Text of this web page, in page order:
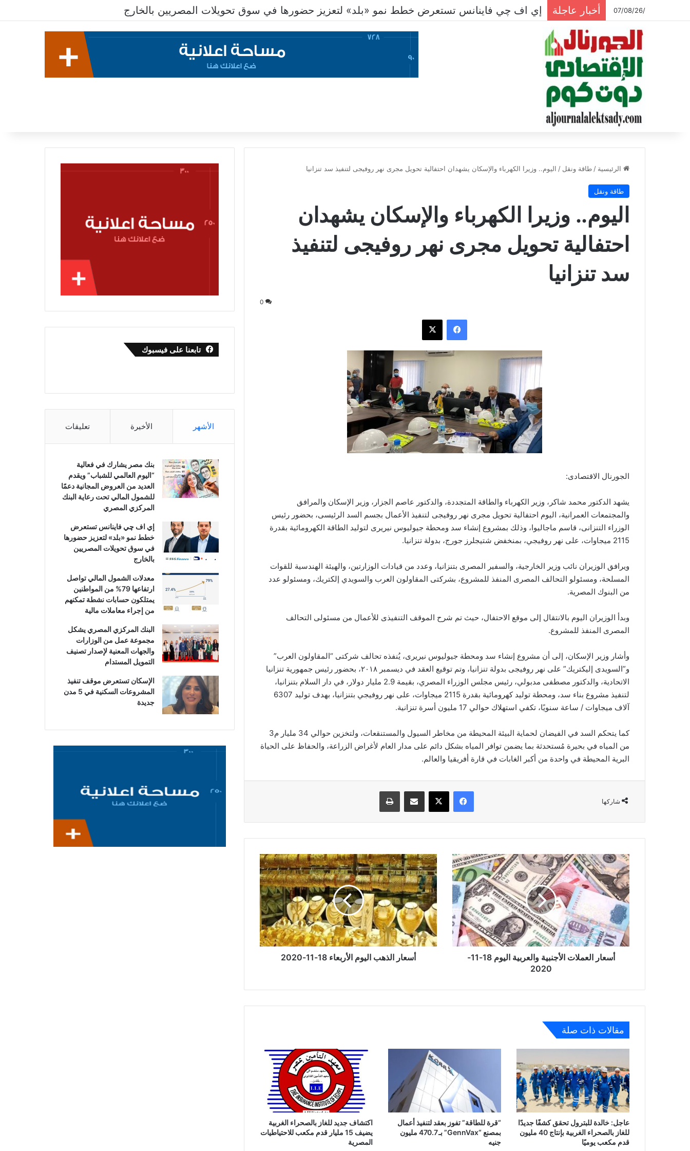
/07/08/26 أخبار عاجلة
الرئيسية / طاقة ونقل / اليوم.. وزيرا الكهرباء والإسكان يشهدان احتفالية تحويل مجرى نهر روفيجى لتنفيذ سد تنزانيا
طاقة ونقل
اليوم.. وزيرا الكهرباء والإسكان يشهدان
احتفالية تحويل مجرى نهر روفيجى لتنفيذ
سد تنزانيا
0
فيسبوك ‫X
الجورنال الاقتصادى:
يشهد الدكتور محمد شاكر، وزير الكهرباء والطاقة المتجددة، والدكتور عاصم الجزار، وزير الإسكان والمرافق
والمجتمعات العمرانية، اليوم احتفالية تحويل مجرى نهر روفيجى لتنفيذ الأعمال بجسم السد الرئيسى، بحضور رئيس
الوزراء التنزانى، قاسم ماجاليوا، وذلك بمشروع إنشاء سد ومحطة جيوليوس نيريرى لتوليد الطاقة الكهرومائية بقدرة
2115 ميجاوات، على نهر روفيجي، بمنخفض شتيجلرز جورج، بدولة تنزانيا.
ويرافق الوزيران نائب وزير الخارجية، والسفير المصرى بتنزانيا، وعدد من قيادات الوزارتين، والهيئة الهندسية للقوات
المسلحة، ومسئولو التحالف المصرى المنفذ للمشروع، بشركتى المقاولون العرب والسويدي إلكتريك، ومسئولو عدد
من البنوك المصرية.
وبدأ الوزيران اليوم بالانتقال إلى موقع الاحتفال، حيث تم شرح الموقف التنفيذى للأعمال من مسئولى التحالف
المصرى المنفذ للمشروع.
وأشار وزير الإسكان، إلى أن مشروع إنشاء سد ومحطة جيوليوس نيريرى، يُنفذه تحالف شركتى “المقاولون العرب”
و”السويدى إليكتريك” على نهر روفيجى بدولة تنزانيا، وتم توقيع العقد في ديسمبر ٢٠١٨، بحضور رئيس جمهورية تنزانيا
الاتحادية، والدكتور مصطفى مدبولي، رئيس مجلس الوزراء المصري، بقيمة 2.9 مليار دولار، في دار السلام بتنزانيا،
لتنفيذ مشروع بناء سد، ومحطة توليد كهرومائية بقدرة 2115 ميجاوات، على نهر روفيجي بتنزانيا، بهدف توليد 6307
آلاف ميجاوات / ساعة سنويًا، تكفي استهلاك حوالي 17 مليون أسرة تنزانية.
كما يتحكم السد في الفيضان لحماية البيئة المحيطة من مخاطر السيول والمستنقعات، ولتخزين حوالي 34 مليار م3
من المياه في بحيرة مُستحدثة بما يضمن توافر المياه بشكل دائم على مدار العام لأغراض الزراعة، والحفاظ على الحياة
البرية المحيطة في واحدة من أكبر الغابات في قارة أفريقيا والعالم.
شاركها
فيسبوك ‫X مشاركة عبر البريد طباعة
أسعار
العملات
الأجنبية
والعربية
اليوم
11-
2020
أسعار العملات الأجنبية والعربية اليوم 18-11-
2020
أسعار
الذهب
اليوم
الأربعاء
18-
11-
2020
أسعار الذهب اليوم الأربعاء 18-11-2020
مقالات ذات صلة
عاجل: خالدة للبترول تحقق كشفًا جديدًا
للغاز بالصحراء الغربية بإنتاج 40 مليون
قدم مكعب يوميًا
“قرة للطاقة” تفوز بعقد لتنفيذ أعمال
بمصنع “GennVax” بـ 470.7 مليون
جنيه
اكتشاف جديد للغاز بالصحراء الغربية
يضيف 15 مليار قدم مكعب للاحتياطيات
المصرية
تابعنا على فيسبوك
الأشهر الأخيرة تعليقات
بنك مصر يشارك في فعالية
“اليوم العالمي للشباب” ويقدم
العديد من العروض المجانية دعمًا
للشمول المالي تحت رعاية البنك
المركزي المصري
إي اف چي فاينانس تستعرض
خطط نمو «بلد» لتعزيز حضورها
في سوق تحويلات المصريين
بالخارج
معدلات الشمول المالي تواصل
ارتفاعها 79% من المواطنين
يمتلكون حسابات نشطة تمكنهم
من إجراء معاملات مالية
البنك المركزي المصري يشكل
مجموعة عمل من الوزارات
والجهات المعنية لإصدار تصنيف
التمويل المستدام
الإسكان تستعرض موقف تنفيذ
المشروعات السكنية في 5 مدن
جديدة